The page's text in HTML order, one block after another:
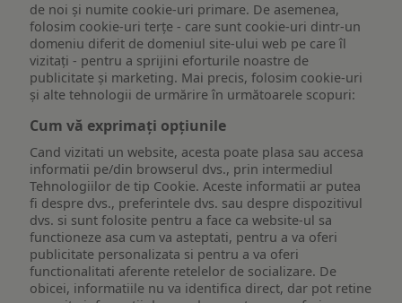
de noi și numite cookie-uri primare. De asemenea,
folosim cookie-uri terțe - care sunt cookie-uri dintr-un
domeniu diferit de domeniul site-ului web pe care îl
vizitați - pentru a sprijini eforturile noastre de
publicitate și marketing. Mai precis, folosim cookie-uri
și alte tehnologii de urmărire în următoarele scopuri:
Cum vă exprimați opțiunile
Cand vizitati un website, acesta poate plasa sau accesa
informatii pe/din browserul dvs., prin intermediul
Tehnologiilor de tip Cookie. Aceste informatii ar putea
fi despre dvs., preferintele dvs. sau despre dispozitivul
dvs. si sunt folosite pentru a face ca website-ul sa
functioneze asa cum va asteptati, pentru a va oferi
publicitate personalizata si pentru a va oferi
functionalitati aferente retelelor de socializare. De
obicei, informatiile nu va identifica direct, dar pot retine